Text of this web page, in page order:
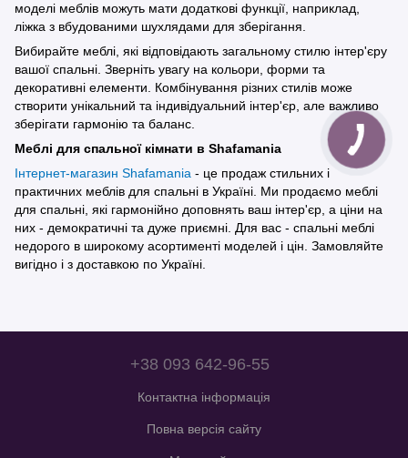
моделі меблів можуть мати додаткові функції, наприклад,
ліжка з вбудованими шухлядами для зберігання.
Вибирайте меблі, які відповідають загальному стилю інтер'єру
вашої спальні. Зверніть увагу на кольори, форми та
декоративні елементи. Комбінування різних стилів може
створити унікальний та індивідуальний інтер'єр, але важливо
зберігати гармонію та баланс.
Меблі для спальної кімнати в Shafamania
Інтернет-магазин Shafamania - це продаж стильних і
практичних меблів для спальні в Україні. Ми продаємо меблі
для спальні, які гармонійно доповнять ваш інтер'єр, а ціни на
них - демократичні та дуже приємні. Для вас - спальні меблі
недорого в широкому асортименті моделей і цін. Замовляйте
вигідно і з доставкою по Україні.
+38 093 642-96-55
Контактна інформація
Повна версія сайту